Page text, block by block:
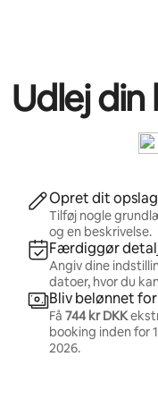
Udlej
Opret dit opslag
Tilføj nogle
og en beskrivelse.
Færdiggør
Angiv dine
datoer, hvor du
Bliv belønnet
Få 744 kr DKK
booking inden for
2026.